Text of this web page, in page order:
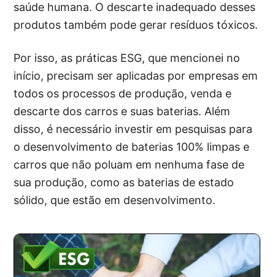
saúde humana. O descarte inadequado desses
produtos também pode gerar resíduos tóxicos.
Por isso, as práticas ESG, que mencionei no
início, precisam ser aplicadas por empresas em
todos os processos de produção, venda e
descarte dos carros e suas baterias. Além
disso, é necessário investir em pesquisas para
o desenvolvimento de baterias 100% limpas e
carros que não poluam em nenhuma fase de
sua produção, como as baterias de estado
sólido, que estão em desenvolvimento.